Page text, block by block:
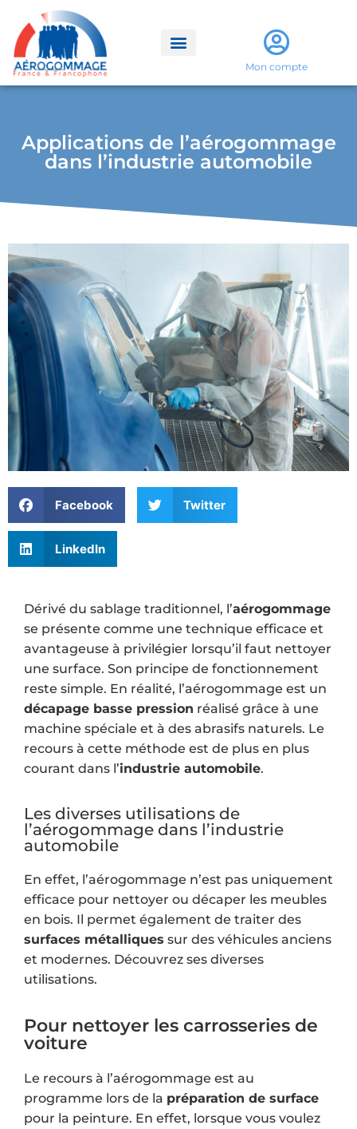
Mon compte
Applications de l’aérogommage
dans l’industrie automobile
Facebook Twitter
LinkedIn
Dérivé du sablage traditionnel, l’aérogommage
se présente comme une technique efficace et
avantageuse à privilégier lorsqu’il faut nettoyer
une surface. Son principe de fonctionnement
reste simple. En réalité, l’aérogommage est un
décapage basse pression réalisé grâce à une
machine spéciale et à des abrasifs naturels. Le
recours à cette méthode est de plus en plus
courant dans l’industrie automobile.
Les diverses utilisations de
l’aérogommage dans l’industrie
automobile
En effet, l’aérogommage n’est pas uniquement
efficace pour nettoyer ou décaper les meubles
en bois. Il permet également de traiter des
surfaces métalliques sur des véhicules anciens
et modernes. Découvrez ses diverses
utilisations.
Pour nettoyer les carrosseries de
voiture
Le recours à l’aérogommage est au
programme lors de la préparation de surface
pour la peinture. En effet, lorsque vous voulez